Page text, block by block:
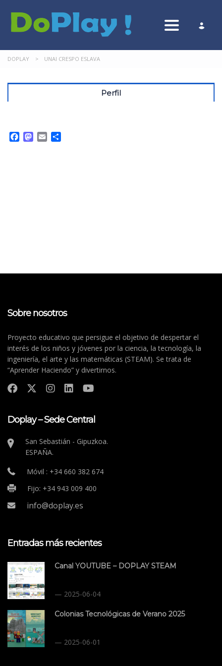
Toggle
DOPLAY > UNAI CRESPO ESLAVA
Perfil
Facebook
Mastodon
Email
Sobre nosotros
Proyecto educativo que persigue el objetivo de despertar el
interés de los niños y jóvenes por la ciencia, la tecnología, la
ingeniería, el arte y las matemáticas (STEAM). Se trata de
“Aprender Haciendo” y divertirnos.
Doplay – Sede Central
San Sebastián - Gipuzkoa.
ESPAÑA.
Móvil : +34 660 382 674
Fijo: +34 943 009 400
info@doplay.es
Entradas más recientes
Canal YOUTUBE – DOPLAY STEAM
2025-06-04
Colonias Tecnológicas de Verano 2025
2025-06-01